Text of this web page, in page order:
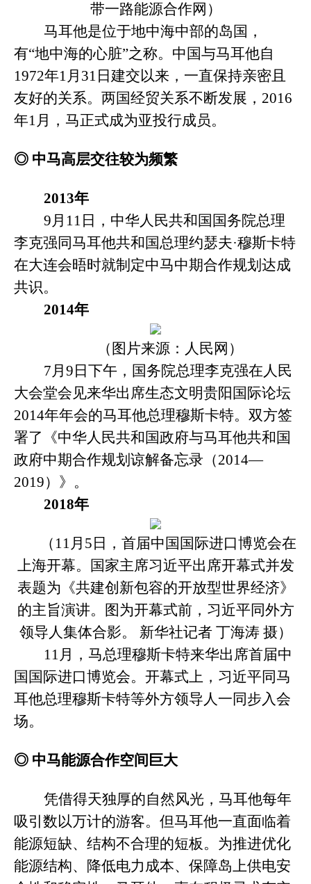
带一路能源合作网）
马耳他是位于地中海中部的岛国，
有“地中海的心脏”之称。中国与马耳他自
1972年1月31日建交以来，一直保持亲密且
友好的关系。两国经贸关系不断发展，2016
年1月，马正式成为亚投行成员。
◎ 中马高层交往较为频繁
2013年
9月11日，中华人民共和国国务院总理
李克强同马耳他共和国总理约瑟夫·穆斯卡特
在大连会晤时就制定中马中期合作规划达成
共识。
2014年
（图片来源：人民网）
7月9日下午，国务院总理李克强在人民
大会堂会见来华出席生态文明贵阳国际论坛
2014年年会的马耳他总理穆斯卡特。双方签
署了《中华人民共和国政府与马耳他共和国
政府中期合作规划谅解备忘录（2014—
2019）》。
2018年
（ 11月5日，首届中国国际进口博览会在
上海开幕。国家主席习近平出席开幕式并发
表题为《共建创新包容的开放型世界经济》
的主旨演讲。图为开幕式前，习近平同外方
领导人集体合影。 新华社记者 丁海涛 摄）
11月，马总理穆斯卡特来华出席首届中
国国际进口博览会。开幕式上，习近平同马
耳他总理穆斯卡特等外方领导人一同步入会
场。
◎ 中马能源合作空间巨大
凭借得天独厚的自然风光，马耳他每年
吸引数以万计的游客。但马耳他一直面临着
能源短缺、结构不合理的短板。为推进优化
能源结构、降低电力成本、保障岛上供电安